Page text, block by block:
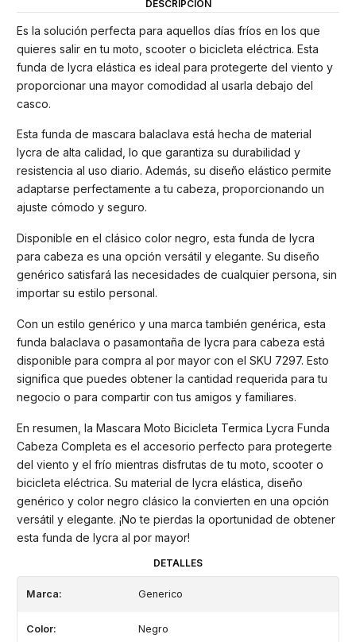
DESCRIPCIÓN
Es la solución perfecta para aquellos días fríos en los que
quieres salir en tu moto, scooter o bicicleta eléctrica. Esta
funda de lycra elástica es ideal para protegerte del viento y
proporcionar una mayor comodidad al usarla debajo del
casco.
Esta funda de mascara balaclava está hecha de material
lycra de alta calidad, lo que garantiza su durabilidad y
resistencia al uso diario. Además, su diseño elástico permite
adaptarse perfectamente a tu cabeza, proporcionando un
ajuste cómodo y seguro.
Disponible en el clásico color negro, esta funda de lycra
para cabeza es una opción versátil y elegante. Su diseño
genérico satisfará las necesidades de cualquier persona, sin
importar su estilo personal.
Con un estilo genérico y una marca también genérica, esta
funda balaclava o pasamontaña de lycra para cabeza está
disponible para compra al por mayor con el SKU 7297. Esto
significa que puedes obtener la cantidad requerida para tu
negocio o para compartir con tus amigos y familiares.
En resumen, la Mascara Moto Bicicleta Termica Lycra Funda
Cabeza Completa es el accesorio perfecto para protegerte
del viento y el frío mientras disfrutas de tu moto, scooter o
bicicleta eléctrica. Su material de lycra elástica, diseño
genérico y color negro clásico la convierten en una opción
versátil y elegante. ¡No te pierdas la oportunidad de obtener
esta funda de lycra al por mayor!
DETALLES
Marca: Generico
Color: Negro